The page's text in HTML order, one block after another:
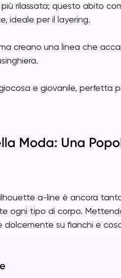
rilassata; questo abito
ideale per il layering.
creano una linea che
e giovanile, perfetta
Moda: Una
a-line è ancora
ogni tipo di corpo.
su fianchi e